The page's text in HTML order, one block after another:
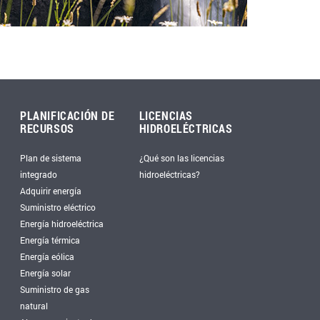
PLANIFICACIÓN DE
RECURSOS
Plan de sistema
integrado
Adquirir energía
Suministro eléctrico
Energía hidroeléctrica
Energía térmica
Energía eólica
Energía solar
Suministro de gas
natural
LICENCIAS
HIDROELÉCTRICAS
¿Qué son las licencias
hidroeléctricas?